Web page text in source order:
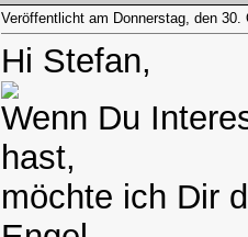
Veröffentlicht am Donnerstag, den
Hi Stefan,
Wenn Du
hast,
möchte ich Dir